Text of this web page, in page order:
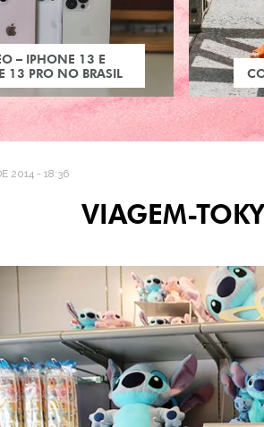
– IPHONE 13 E
13 PRO NO BRASIL
2014 - 18:36
VIAGEM-